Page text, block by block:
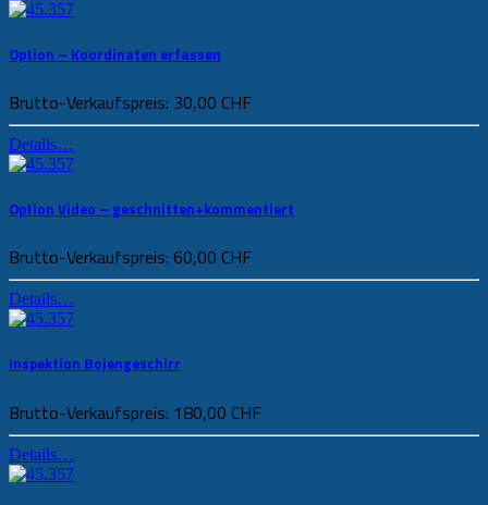
Option – Koordinaten erfassen
Brutto-Verkaufspreis: 30,00 CHF
Details…
Option Video – geschnitten+kommentiert
Brutto-Verkaufspreis: 60,00 CHF
Details…
Inspektion Bojengeschirr
Brutto-Verkaufspreis: 180,00 CHF
Details…